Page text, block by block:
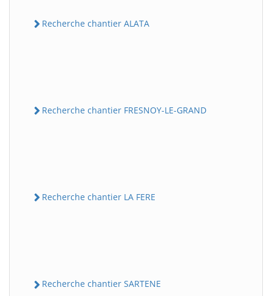
Recherche chantier ALATA
Recherche chantier FRESNOY-LE-GRAND
Recherche chantier LA FERE
Recherche chantier SARTENE